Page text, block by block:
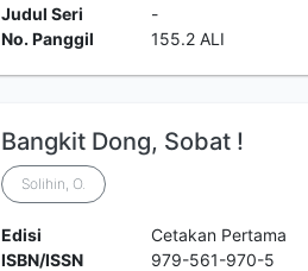
Judul Seri
-
No. Panggil
155.2 ALI
Bangkit Dong, Sobat !
Solihin, O.
Edisi
Cetakan Pertama
ISBN/ISSN
979-561-970-5